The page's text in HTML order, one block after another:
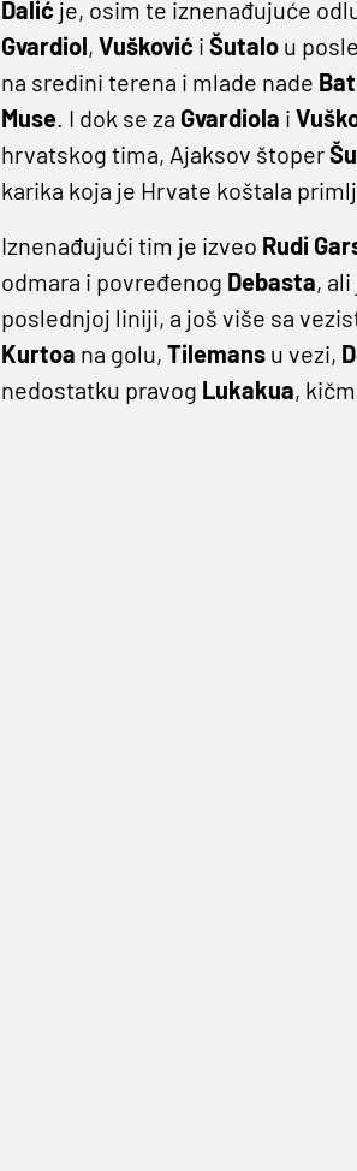
Dalić je, osim te iznenađujuće
Gvardiol, Vušković i Šutalou
na sredini terena i mlade nade
Muse. I dok se za Gvardiola i
hrvatskog tima, Ajaksov štoper
karika koja je Hrvate koštala
Iznenađujući tim je izveo Rudi
odmara i povređenog Debasta,
poslednjoj liniji, a još više sa
Kurtoa na golu, Tilemansu vezi,
nedostatku pravog Lukakua,